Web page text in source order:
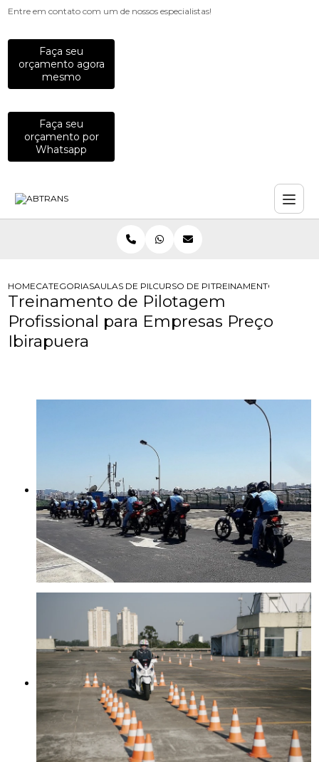
Entre em contato com um de nossos especialistas!
Faça seu
orçamento agora
mesmo
Faça seu
orçamento por
Whatsapp
HOMECATEGORIASAULAS DE PILOTAGEM PARA EMPRESAS
CURSO DE PILOTAGEM DE MOTO
TREINAMENTO DE
Treinamento de Pilotagem
Profissional para Empresas Preço
Ibirapuera